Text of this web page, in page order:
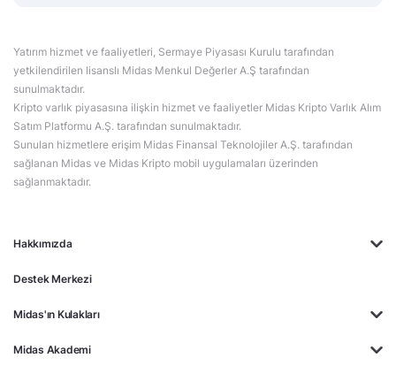
Hakkımızda
Destek Merkezi
Midas'ın Kulakları
Midas Akademi
Yatırım hizmet ve faaliyetleri, Sermaye Piyasası Kurulu tarafından
yetkilendirilen lisanslı Midas Menkul Değerler A.Ş tarafından
sunulmaktadır.
Kripto varlık piyasasına ilişkin hizmet ve faaliyetler Midas Kripto Varlık Alım
Satım Platformu A.Ş. tarafından sunulmaktadır.
Sunulan hizmetlere erişim Midas Finansal Teknolojiler A.Ş. tarafından
sağlanan Midas ve Midas Kripto mobil uygulamaları üzerinden
sağlanmaktadır.